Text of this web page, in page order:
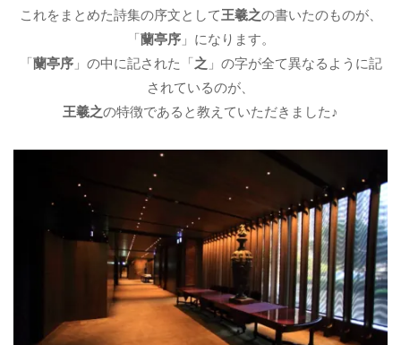
これをまとめた詩集の序文として王羲之の書いたのものが、
「蘭亭序」になります。
「蘭亭序」の中に記された「之 」の字が全て異なるように記
されているのが、
王羲之の特徴であると教えていただきました♪